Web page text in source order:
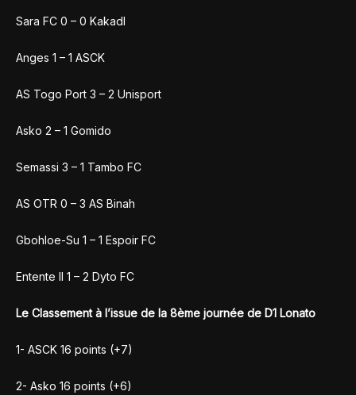
Sara FC 0 – 0 Kakadl
Anges 1 – 1 ASCK
AS Togo Port 3 – 2 Unisport
Asko 2 – 1 Gomido
Semassi 3 – 1 Tambo FC
AS OTR 0 – 3 AS Binah
Gbohloe-Su 1 – 1 Espoir FC
Entente II 1 – 2 Dyto FC
Le Classement à l’issue de la 8ème journée de D1 Lonato
1- ASCK 16 points (+7)
2- Asko 16 points (+6)